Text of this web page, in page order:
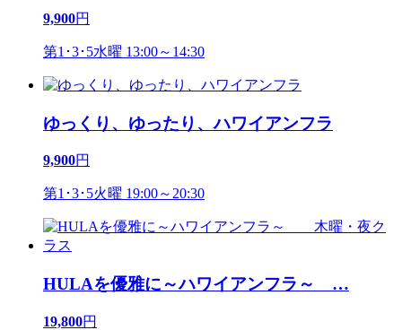
9,900円
第1･3･5水曜 13:00～14:30
ゆっくり、ゆったり、ハワイアンフラ
9,900円
第1･3･5火曜 19:00～20:30
HULAを優雅に～ハワイアンフラ～ …
19,800円